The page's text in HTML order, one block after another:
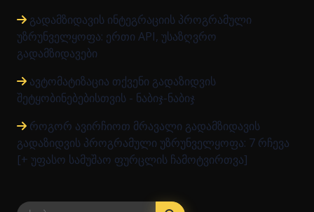
გადამზიდავის ინტეგრაციის პროგრამული
უზრუნველყოფა: ერთი API, უსაზღვრო
გადამზიდავები
ავტომატიზაცია თქვენი გადაზიდვის
შეტყობინებებისთვის - ნაბიჯ-ნაბიჯ
როგორ ავირჩიოთ მრავალი გადამზიდავის
გადაზიდვის პროგრამული უზრუნველყოფა: 7 რჩევა
[+ უფასო სამუშაო ფურცლის ჩამოტვირთვა]